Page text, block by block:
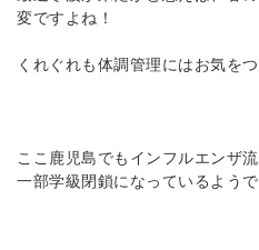
変ですよね！
くれぐれも体調管理にはお気をつ
ここ鹿児島でもインフルエンザ
一部学級閉鎖になっているようで